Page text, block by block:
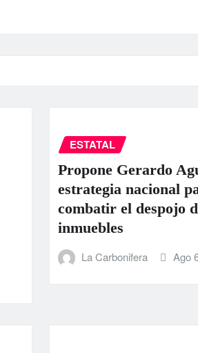
ESTATAL
Propone Gerardo
estrategia nacional
combatir el despojo
inmuebles
La Carbonifera Ago